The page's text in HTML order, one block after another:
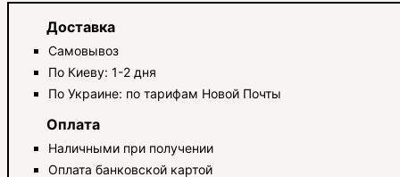
Доставка
Самовывоз
По Киеву: 1-2 дня
По Украине: по тарифам Новой Почты
Оплата
Наличными при получении
Оплата банковской картой